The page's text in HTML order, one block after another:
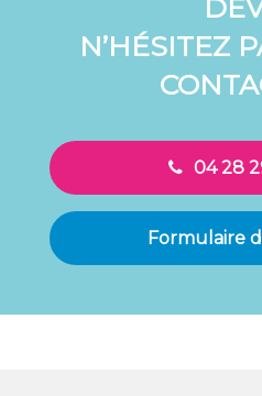
N’HÉSITEZ
04 28
Formulaire